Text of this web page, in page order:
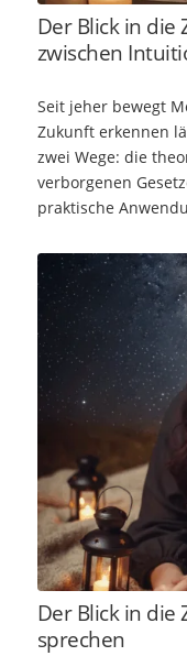
Der Blick in die
zwischen
Seit jeher bewegt
Zukunft erkennen
zwei Wege: die
verborgenen
praktische
Der Blick in die
sprechen